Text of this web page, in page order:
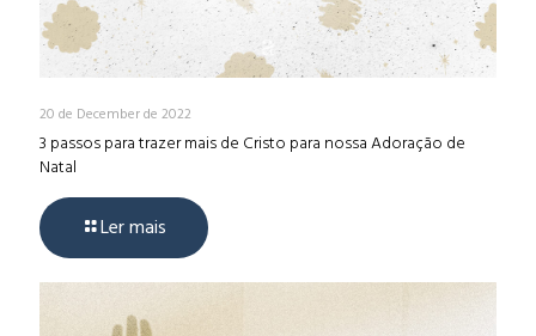
20 de December de 2022
3 passos para trazer mais de Cristo para nossa Adoração de
Natal
Ler mais